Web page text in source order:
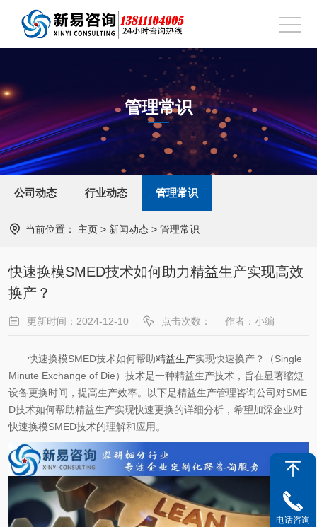
管理常识
公司动态 行业动态 管理常识
当前位置： 主页 > 新闻动态 > 管理常识
快速换模SMED技术如何助力精益生产实现高效
换产？
更新时间：2024-12-10 点击次数： 作者：小编
快速换模SMED技术如何帮助精益生产实现快速换产？（Single
Minute Exchange of Die）技术是一种精益生产技术，旨在显著缩短
设备更换时间，提高生产效率。以下是精益生产管理咨询公司对SME
D技术如何帮助精益生产实现快速更换的详细分析，希望加深企业对
快速换模SMED技术的理解和应用。
电话咨询